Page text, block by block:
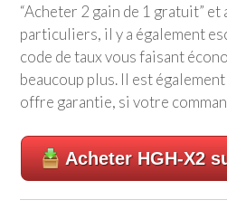
“Acheter 2 gain de 1 gratuit” et
particuliers, il y a également
code de taux vous faisant
beaucoup plus. Il est
offre garantie, si votre
Acheter HGH-X2